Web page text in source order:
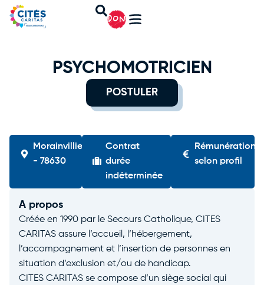
DON
PSYCHOMOTRICIEN
POSTULER
Morainvilliers
- 78630
Contrat
durée
indéterminée
Rémunération
selon profil
A propos
Créée en 1990 par le Secours Catholique, CITES
CARITAS assure l’accueil, l’hébergement,
l’accompagnement et l’insertion de personnes en
situation d’exclusion et/ou de handicap.
CITES CARITAS se compose d’un siège social qui